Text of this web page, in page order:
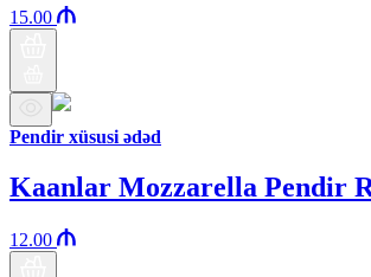
15.00
Pendir xüsusi ədəd
Kaanlar Mozzarella Pendir
12.00